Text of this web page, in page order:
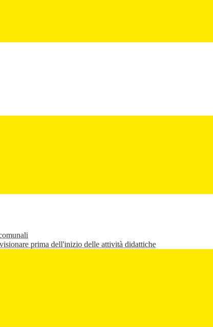
prima dell'inizio delle attività didattiche